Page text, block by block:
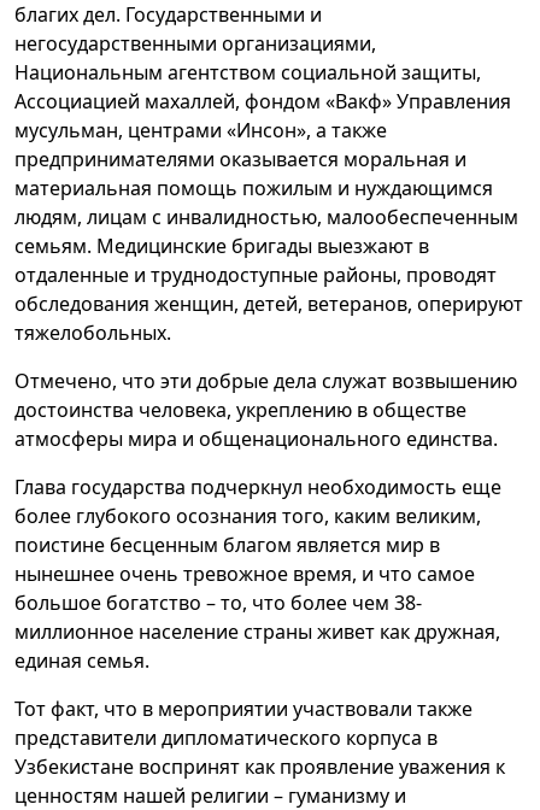
благих дел. Государственными и
негосударственными организациями,
Национальным агентством социальной защиты,
Ассоциацией махаллей, фондом «Вакф» Управления
мусульман, центрами «Инсон», а также
предпринимателями оказывается моральная и
материальная помощь пожилым и нуждающимся
людям, лицам с инвалидностью, малообеспеченным
семьям. Медицинские бригады выезжают в
отдаленные и труднодоступные районы, проводят
обследования женщин, детей, ветеранов, оперируют
тяжелобольных.
Отмечено, что эти добрые дела служат возвышению
достоинства человека, укреплению в обществе
атмосферы мира и общенационального единства.
Глава государства подчеркнул необходимость еще
более глубокого осознания того, каким великим,
поистине бесценным благом является мир в
нынешнее очень тревожное время, и что самое
большое богатство – то, что более чем 38-
миллионное население страны живет как дружная,
единая семья.
Тот факт, что в мероприятии участвовали также
представители дипломатического корпуса в
Узбекистане воспринят как проявление уважения к
ценностям нашей религии – гуманизму и